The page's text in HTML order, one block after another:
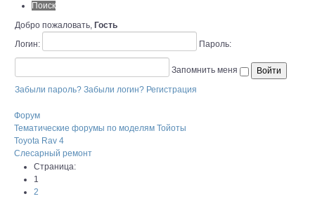
Поиск
Добро пожаловать, Гость
Логин:
Пароль:
Запомнить меня
Забыли пароль? Забыли логин? Регистрация
Форум
Тематические форумы по моделям Тойоты
Toyota Rav 4
Слесарный ремонт
Страница:
1
2